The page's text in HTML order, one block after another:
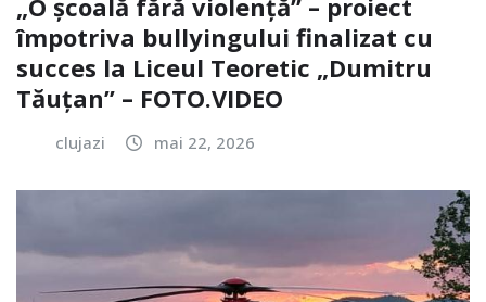
împotriva bullyingului finalizat cu
succes la Liceul Teoretic „Dumitru
Tăuțan” – FOTO.VIDEO
clujazi mai 22, 2026